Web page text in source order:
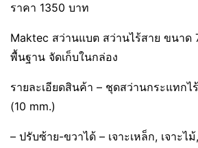
ราคา 1350 บาท
Maktec สว่านแบต สว่านไร้สาย ขนา
พื้นฐาน จัดเก็บในกล่อง
รายละเอียดสินค้า – ชุดสว่านกระแทกไ
(10 mm.)
– ปรับซ้าย-ขวาได้ – เจาะเหล็ก, เจาะไ